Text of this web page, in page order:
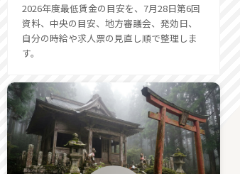
2026年度最低賃金の目安を、7月28日第6回
資料、中央の目安、地方審議会、発効日、
自分の時給や求人票の見直し順で整理しま
す。